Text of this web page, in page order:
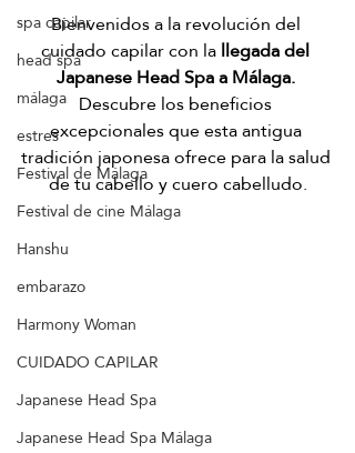
spa capilar
head spa
málaga
estres
Festival de Málaga
Festival de cine Málaga
Hanshu
embarazo
Harmony Woman
CUIDADO CAPILAR
Japanese Head Spa
Japanese Head Spa Málaga
Bienvenidos a la revolución del
cuidado capilar con la llegada del
Japanese Head Spa a Málaga.
Descubre los beneficios
excepcionales que esta antigua
tradición japonesa ofrece para la salud
de tu cabello y cuero cabelludo.